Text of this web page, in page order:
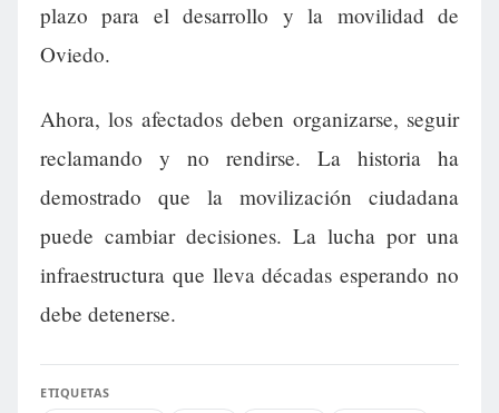
plazo para el desarrollo y la movilidad de
Oviedo.
Ahora, los afectados deben organizarse, seguir
reclamando y no rendirse. La historia ha
demostrado que la movilización ciudadana
puede cambiar decisiones. La lucha por una
infraestructura que lleva décadas esperando no
debe detenerse.
ETIQUETAS